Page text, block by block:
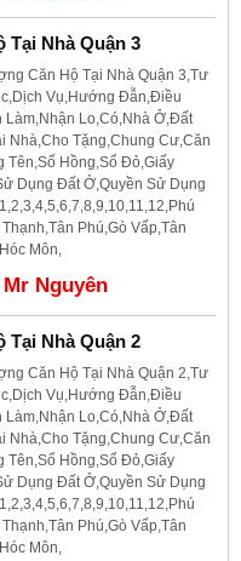
Tại Nhà Quận 3
Căn Hộ Tại Nhà Quận 3,Tư
Vụ,Hướng Đẫn,Điều
Làm,Nhận Lo,Có,Nhà Ở,Đất
Nhà,Cho Tặng,Chung Cư,Căn
Tên,Sổ Hồng,Sổ Đỏ,Giấy
Dụng Đất Ở,Quyền Sử Dụng
Phú,Gò Vấp,Tân
Môn,
Mr Nguyên
Tại Nhà Quận 2
Căn Hộ Tại Nhà Quận 2,Tư
Vụ,Hướng Đẫn,Điều
Làm,Nhận Lo,Có,Nhà Ở,Đất
Nhà,Cho Tặng,Chung Cư,Căn
Tên,Sổ Hồng,Sổ Đỏ,Giấy
Dụng Đất Ở,Quyền Sử Dụng
Phú,Gò Vấp,Tân
Môn,